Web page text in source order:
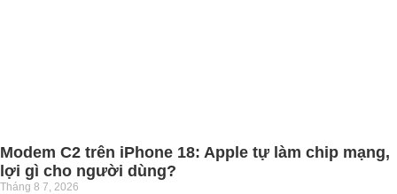
Modem C2 trên iPhone 18: Apple tự làm chip mạng,
lợi gì cho người dùng?
Tháng 8 7, 2026